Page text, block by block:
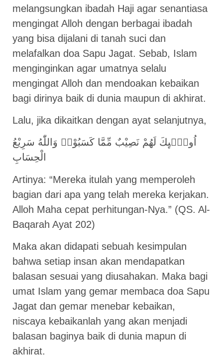
melangsungkan ibadah Haji agar senantiasa
mengingat Alloh dengan berbagai ibadah
yang bisa dijalani di tanah suci dan
melafalkan doa Sapu Jagat. Sebab, Islam
menginginkan agar umatnya selalu
mengingat Alloh dan mendoakan kebaikan
bagi dirinya baik di dunia maupun di akhirat.
Lalu, jika dikaitkan dengan ayat selanjutnya,
اُولٰۤىِٕكَ لَهُمْ نَصِيْبٌ مِّمَّا كَسَبُوْاۗ وَاللّٰهُ سَرِيْعُ
الْحِسَابِ
Artinya: “Mereka itulah yang memperoleh
bagian dari apa yang telah mereka kerjakan.
Alloh Maha cepat perhitungan-Nya.” (QS. Al-
Baqarah Ayat 202)
Maka akan didapati sebuah kesimpulan
bahwa setiap insan akan mendapatkan
balasan sesuai yang diusahakan. Maka bagi
umat Islam yang gemar membaca doa Sapu
Jagat dan gemar menebar kebaikan,
niscaya kebaikanlah yang akan menjadi
balasan baginya baik di dunia mapun di
akhirat.